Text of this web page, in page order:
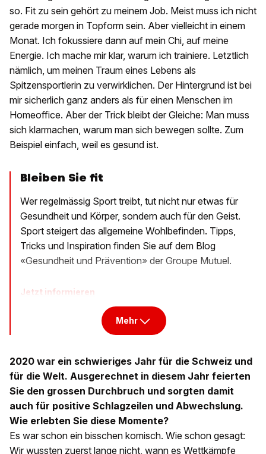
so. Fit zu sein gehört zu meinem Job. Meist muss ich nicht
gerade morgen in Topform sein. Aber vielleicht in einem
Monat. Ich fokussiere dann auf mein Chi, auf meine
Energie. Ich mache mir klar, warum ich trainiere. Letztlich
nämlich, um meinen Traum eines Lebens als
Spitzensportlerin zu verwirklichen. Der Hintergrund ist bei
mir sicherlich ganz anders als für einen Menschen im
Homeoffice. Aber der Trick bleibt der Gleiche: Man muss
sich klarmachen, warum man sich bewegen sollte. Zum
Beispiel einfach, weil es gesund ist.
Bleiben Sie fit
Wer regelmässig Sport treibt, tut nicht nur etwas für
Gesundheit und Körper, sondern auch für den Geist.
Sport steigert das allgemeine Wohlbefinden. Tipps,
Tricks und Inspiration finden Sie auf dem Blog
«Gesundheit und Prävention» der Groupe Mutuel.
Jetzt informieren
Mehr
2020 war ein schwieriges Jahr für die Schweiz und
für die Welt. Ausgerechnet in diesem Jahr feierten
Sie den grossen Durchbruch und sorgten damit
auch für positive Schlagzeilen und Abwechslung.
Wie erlebten Sie diese Momente?
Es war schon ein bisschen komisch. Wie schon gesagt:
Wir wussten zuerst lange nicht, wann es Wettkämpfe